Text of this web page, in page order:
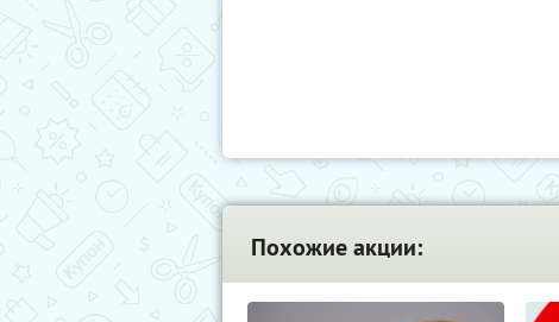
Похожие акции: